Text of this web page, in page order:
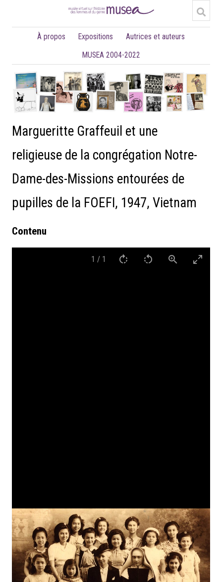
À propos Expositions
Autrices et auteurs
MUSEA 2004-2022
Margueritte Graffeuil et une
religieuse de la congrégation Notre-
Dame-des-Missions entourées de
pupilles de la FOEFI, 1947, Vietnam
Contenu
1 / 1